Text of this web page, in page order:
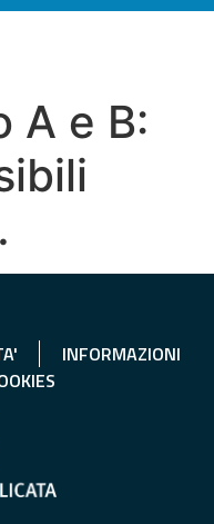
A e B:
INFORMAZIONI